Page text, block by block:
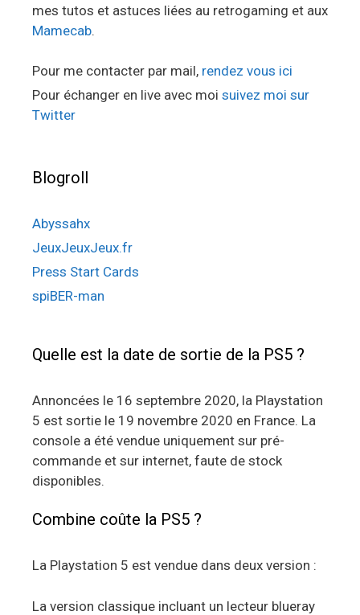
mes tutos et astuces liées au retrogaming et aux
Mamecab.
Pour me contacter par mail, rendez vous ici
Pour échanger en live avec moi suivez moi sur
Twitter
Blogroll
Abyssahx
JeuxJeuxJeux.fr
Press Start Cards
spiBER-man
Quelle est la date de sortie de la PS5 ?
Annoncées le 16 septembre 2020, la Playstation
5 est sortie le 19 novembre 2020 en France. La
console a été vendue uniquement sur pré-
commande et sur internet, faute de stock
disponibles.
Combine coûte la PS5 ?
La Playstation 5 est vendue dans deux version :
La version classique incluant un lecteur blueray